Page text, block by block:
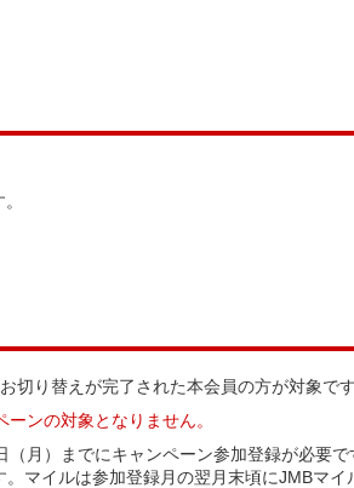
り替えが完了された本会員の方が対象です
ンの対象となりません。
月）までにキャンペーン参加登録が必要
マイルは参加登録月の翌月末頃にJMBマイ